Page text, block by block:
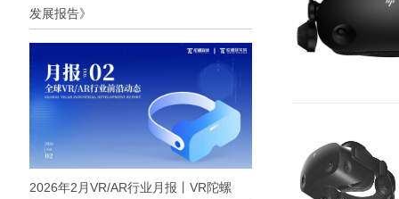
发展报告》
2026年2月VR/AR行业月报丨VR陀螺